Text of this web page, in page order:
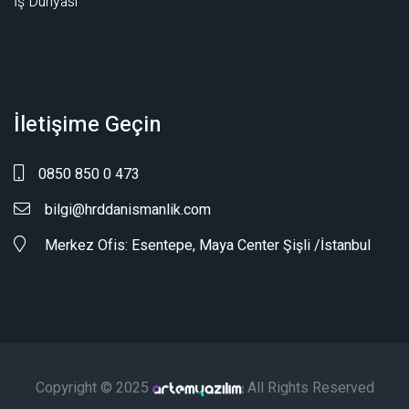
İletişime Geçin
0850 850 0 473
bilgi@hrddanismanlik.com
Merkez Ofis: Esentepe, Maya Center Şişli /İstanbul
Copyright © 2025 All Rights Reserved